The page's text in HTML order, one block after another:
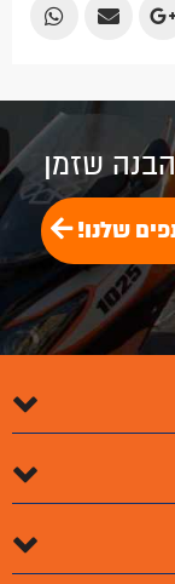
Share
Share
Share
הבנה שזמן
שלנו!